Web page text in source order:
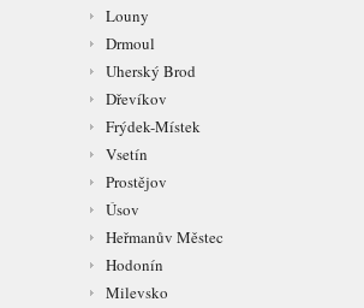
Louny
Drmoul
Uherský Brod
Dřevíkov
Frýdek-Místek
Vsetín
Prostějov
Úsov
Heřmanův Městec
Hodonín
Milevsko